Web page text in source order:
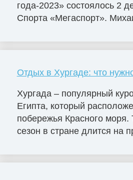
года-2023» состоялось 2
Cпорта «Мегаспорт».
Отдых в Хургаде: что
Хургада – популярный
Египта, который
побережья Красного моря.
сезон в стране длится на